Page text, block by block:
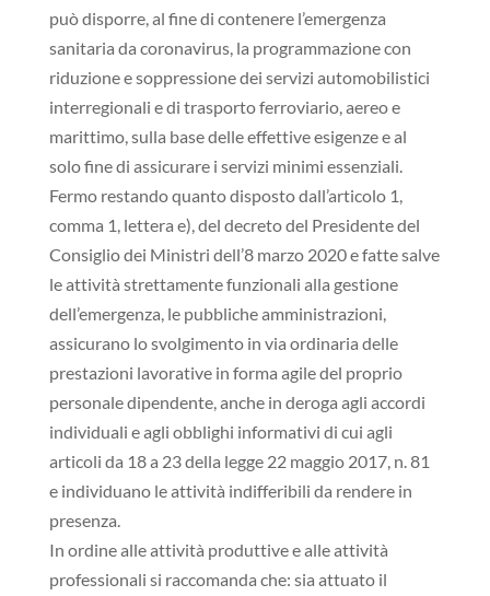
può disporre, al fine di contenere l’emergenza
sanitaria da coronavirus, la programmazione con
riduzione e soppressione dei servizi automobilistici
interregionali e di trasporto ferroviario, aereo e
marittimo, sulla base delle effettive esigenze e al
solo fine di assicurare i servizi minimi essenziali.
Fermo restando quanto disposto dall’articolo 1,
comma 1, lettera e), del decreto del Presidente del
Consiglio dei Ministri dell’8 marzo 2020 e fatte salve
le attività strettamente funzionali alla gestione
dell’emergenza, le pubbliche amministrazioni,
assicurano lo svolgimento in via ordinaria delle
prestazioni lavorative in forma agile del proprio
personale dipendente, anche in deroga agli accordi
individuali e agli obblighi informativi di cui agli
articoli da 18 a 23 della legge 22 maggio 2017, n. 81
e individuano le attività indifferibili da rendere in
presenza.
In ordine alle attività produttive e alle attività
professionali si raccomanda che: sia attuato il